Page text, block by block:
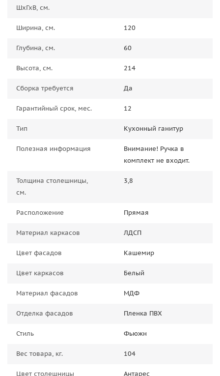
ШхГхВ, см.
Ширина, см. 120
Глубина, см. 60
Высота, см. 214
Сборка требуется Да
Гарантийный срок, мес. 12
Тип Кухонный ганитур
Полезная информация
Внимание! Ручка в
комплект не входит.
Толщина столешницы,
см.
3,8
Расположение Прямая
Материал каркасов ЛДСП
Цвет фасадов Кашемир
Цвет каркасов Белый
Материал фасадов МДФ
Отделка фасадов Пленка ПВХ
Стиль Фьюжн
Вес товара, кг. 104
Цвет столешницы Антарес